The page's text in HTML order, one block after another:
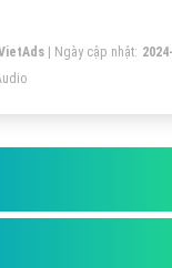
sức khỏe của chúng
| Ngày cập nhật: